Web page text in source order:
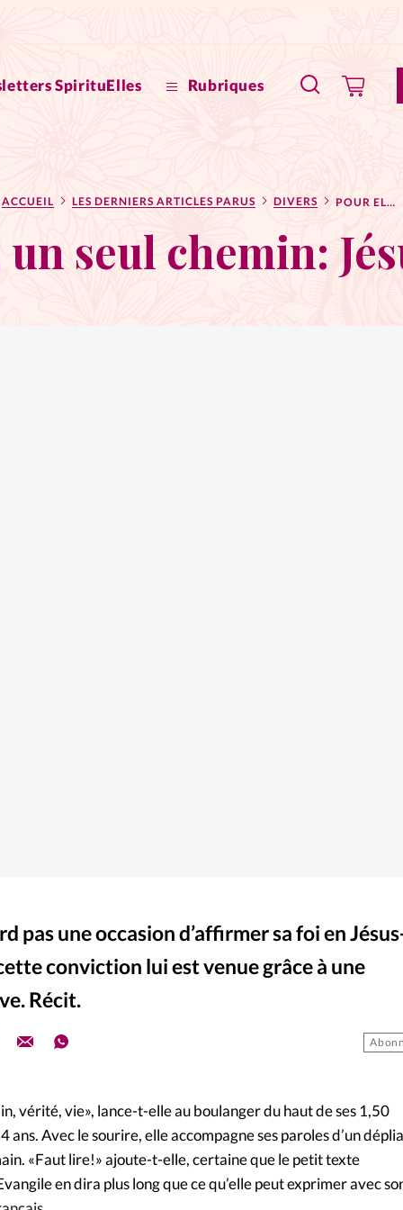
SpirituElles Rubriques
Bible
Faire
La
ACCUEIL LES DERNIERS ARTICLES PARUS DIVERS POUR ELLE, UN SEUL CHEMIN: JÉSUS-CHRIST
seul chemin:
pas une occasion d’affirmer sa foi en
conviction lui est venue grâce à une
Récit.
vérité, vie», lance-t-elle au boulanger du haut de ses 1,50
ans. Avec le sourire, elle accompagne ses paroles d’un
«Faut lire!» ajoute-t-elle, certaine que le petit texte
en dira plus long que ce qu’elle peut exprimer avec